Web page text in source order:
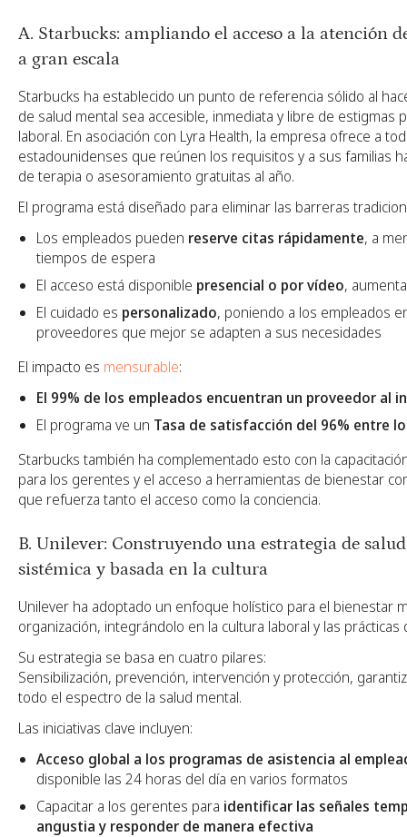
A. Starbucks: ampliando el acceso a la atención
a gran escala
Starbucks ha establecido un punto de referencia sólido al
de salud mental sea accesible, inmediata y libre de estigmas
laboral. En asociación con Lyra Health, la empresa ofrece a
estadounidenses que reúnen los requisitos y a sus familias
de terapia o asesoramiento gratuitas al año.
El programa está diseñado para eliminar las barreras
Los empleados pueden reserve citas rápidamente, a
tiempos de espera
El acceso está disponible presencial o por vídeo,
El cuidado es personalizado, poniendo a los empleados
proveedores que mejor se adapten a sus necesidades
El impacto es mensurable:
El 99% de los empleados encuentran un proveedor al
El programa ve un Tasa de satisfacción del 96% entre
Starbucks también ha complementado esto con la
para los gerentes y el acceso a herramientas de bienestar
que refuerza tanto el acceso como la conciencia.
B. Unilever: Construyendo una estrategia de
sistémica y basada en la cultura
Unilever ha adoptado un enfoque holístico para el bienestar
organización, integrándolo en la cultura laboral y las prácticas
Su estrategia se basa en cuatro pilares:
Sensibilización, prevención, intervención y protección,
todo el espectro de la salud mental.
Las iniciativas clave incluyen:
Acceso global a los programas de asistencia al
disponible las 24 horas del día en varios formatos
Capacitar a los gerentes para identificar las señales
angustia y responder de manera efectiva